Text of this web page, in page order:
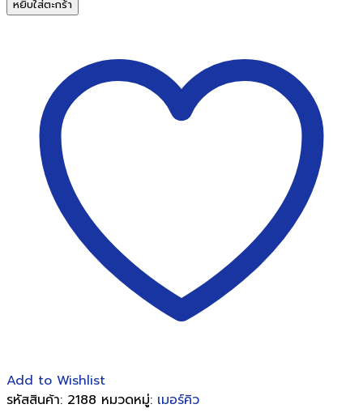
เย็บ
เบอร์23/24
Mercury
(1,000ตัว/
หยิบใส่ตะกร้า
Add to Wishlist
รหัสสินค้า: 2188 หมวดหมู่: เมอร์คิว